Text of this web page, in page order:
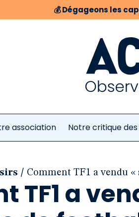
💰Dégageons les
association Notre critique
/ Comment TF1 a vendu
TF1 a